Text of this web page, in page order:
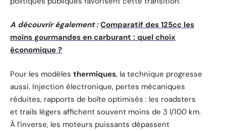
A découvrir également : Comparatif des 125cc les
moins gourmandes en carburant : quel choix
économique ?
Pour les modèles thermiques, la technique progresse
aussi. Injection électronique, pertes mécaniques
réduites, rapports de boîte optimisés : les roadsters
et trails légers affichent souvent moins de 3 l/100 km.
À l’inverse, les moteurs puissants dépassent